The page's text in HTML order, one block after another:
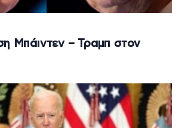
Μπάιντεν – Τραμπ στον